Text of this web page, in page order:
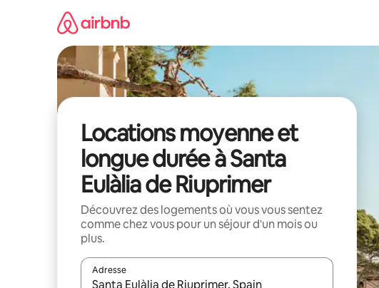
Locations moyenne et
longue durée à Santa
Eulàlia de Riuprimer
Découvrez des logements où vous vous sentez
comme chez vous pour un séjour d'un mois ou
plus.
Adresse
Lorsque les résultats s'affichent, utilisez les flèches vers le